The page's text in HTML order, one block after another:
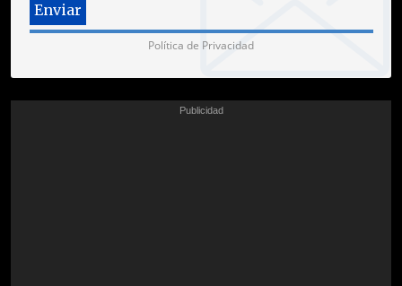
Política de Privacidad